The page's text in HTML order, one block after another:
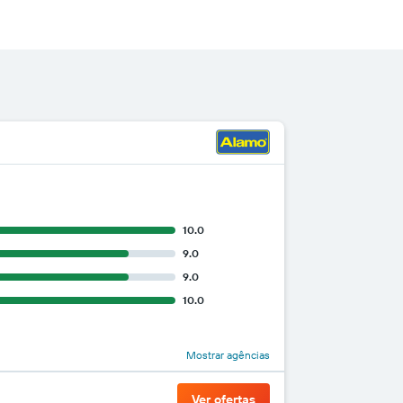
10.0
9.0
9.0
10.0
Mostrar agências
Ver ofertas